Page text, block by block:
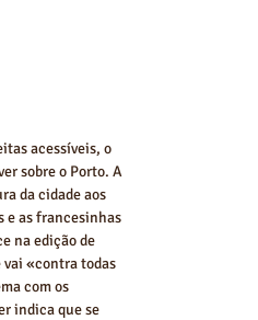
acessíveis, o
sobre o Porto. A
da cidade aos
e as francesinhas
na edição de
«contra todas
com os
indica que se